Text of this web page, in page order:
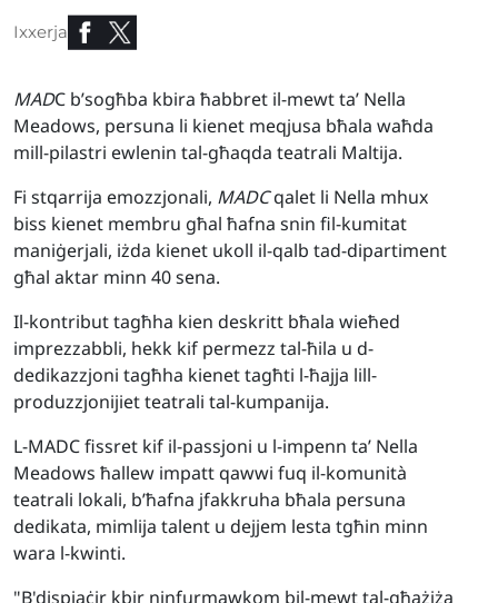
Ixxerja
MADC b’sogħba kbira ħabbret il-mewt ta’ Nella
Meadows, persuna li kienet meqjusa bħala waħda
mill-pilastri ewlenin tal-għaqda teatrali Maltija.
Fi stqarrija emozzjonali, MADCqalet li Nella mhux
biss kienet membru għal ħafna snin fil-kumitat
maniġerjali, iżda kienet ukoll il-qalb tad-dipartiment
għal aktar minn 40 sena.
Il-kontribut tagħha kien deskritt bħala wieħed
imprezzabbli, hekk kif permezz tal-ħila u d-
dedikazzjoni tagħha kienet tagħti l-ħajja lill-
produzzjonijiet teatrali tal-kumpanija.
L-MADC fissret kif il-passjoni u l-impenn ta’ Nella
Meadows ħallew impatt qawwi fuq il-komunità
teatrali lokali, b’ħafna jfakkruha bħala persuna
dedikata, mimlija talent u dejjem lesta tgħin minn
wara l-kwinti.
"B'dispjaċir kbir ninfurmawkom bil-mewt tal-għażiża